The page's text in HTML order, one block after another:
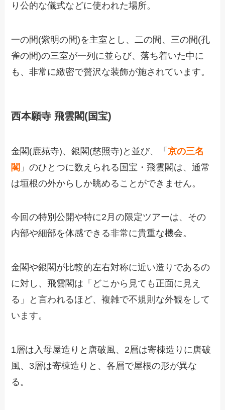
り公的な儀式などに使われた場所。
一の間(紫明の間)を主室とし、二の間、三の間(孔
雀の間)の三室が一列に並らび、落ち着いた中に
も、非常に緻密で贅沢な装飾が施されています。
西本願寺 飛雲閣(国宝)
金閣(鹿苑寺)、銀閣(慈照寺)と並び、「京の三名
閣 」のひとつに数えられる国宝・飛雲閣は、通常
は垣根の外からしか眺めることができません。
今回の特別公開や特に2月の限定ツアーは、その
内部や細部を体感できる非常に貴重な機会。
金閣や銀閣が比較的左右対称に近い造りであるの
に対し、飛雲閣は「どこから見ても正面に見え
る」と言われるほど、複雑で不規則な外観をして
います。
1層は入母屋造りと唐破風、2層は寄棟造りに唐破
風、3層は寄棟造りと、各層で屋根の形が異な
る。